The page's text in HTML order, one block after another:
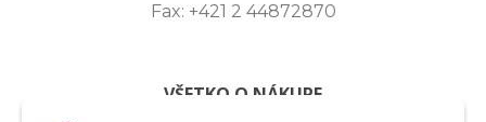
Fax: +421 2 44872870
VŠETKO O NÁKUPE